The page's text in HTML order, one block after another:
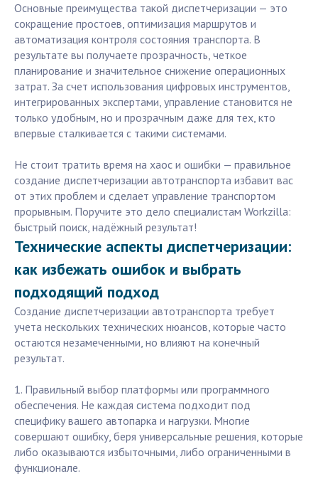
Основные преимущества такой диспетчеризации — это
сокращение простоев, оптимизация маршрутов и
автоматизация контроля состояния транспорта. В
результате вы получаете прозрачность, четкое
планирование и значительное снижение операционных
затрат. За счет использования цифровых инструментов,
интегрированных экспертами, управление становится не
только удобным, но и прозрачным даже для тех, кто
впервые сталкивается с такими системами.
Не стоит тратить время на хаос и ошибки — правильное
создание диспетчеризации автотранспорта избавит вас
от этих проблем и сделает управление транспортом
прорывным. Поручите это дело специалистам Workzilla:
быстрый поиск, надёжный результат!
Технические аспекты диспетчеризации:
как избежать ошибок и выбрать
подходящий подход
Создание диспетчеризации автотранспорта требует
учета нескольких технических нюансов, которые часто
остаются незамеченными, но влияют на конечный
результат.
1. Правильный выбор платформы или программного
обеспечения. Не каждая система подходит под
специфику вашего автопарка и нагрузки. Многие
совершают ошибку, беря универсальные решения, которые
либо оказываются избыточными, либо ограниченными в
функционале.